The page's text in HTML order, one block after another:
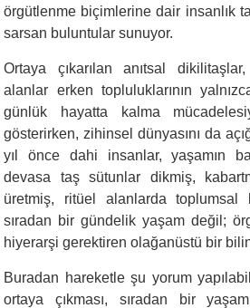
örgütlenme biçimlerine dair insanlık
sarsan buluntular sunuyor.
Ortaya çıkarılan anıtsal
alanlar erken topluluklarının
günlük hayatta kalma
gösterirken, zihinsel dünyasını da
yıl önce dahi insanlar, yaşamın
devasa taş sütunlar dikmiş,
üretmiş, ritüel alanlarda
sıradan bir gündelik yaşam değil;
hiyerarşi gerektiren olağanüstü bir
Buradan hareketle şu yorum
ortaya çıkması, sıradan bir